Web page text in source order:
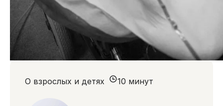
О взрослых и детях 10 минут